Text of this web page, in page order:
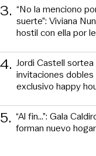
3. “No la menciono
suerte”: Viviana
hostil con ella por
4. Jordi Castell
invitaciones
exclusivo happy
5. “Al fin…”: Gala
forman nuevo